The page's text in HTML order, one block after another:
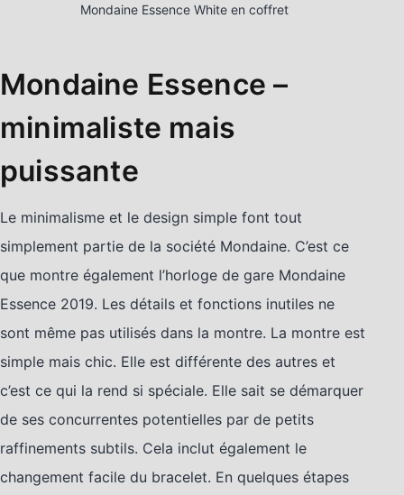
Mondaine Essence White en coffret
Mondaine Essence –
minimaliste mais
puissante
Le minimalisme et le design simple font tout
simplement partie de la société Mondaine. C’est ce
que montre également l’horloge de gare Mondaine
Essence 2019. Les détails et fonctions inutiles ne
sont même pas utilisés dans la montre. La montre est
simple mais chic. Elle est différente des autres et
c’est ce qui la rend si spéciale. Elle sait se démarquer
de ses concurrentes potentielles par de petits
raffinements subtils. Cela inclut également le
changement facile du bracelet. En quelques étapes